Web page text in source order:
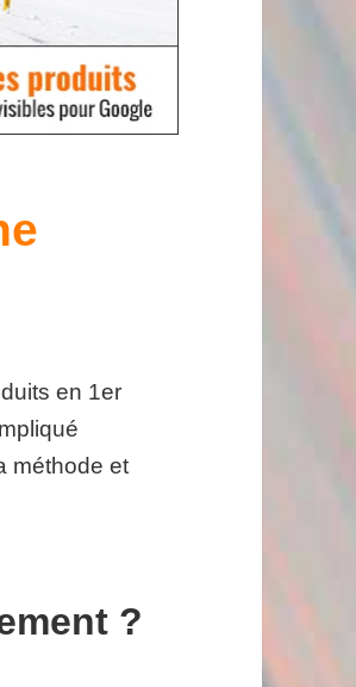
en 1er
méthode et
?